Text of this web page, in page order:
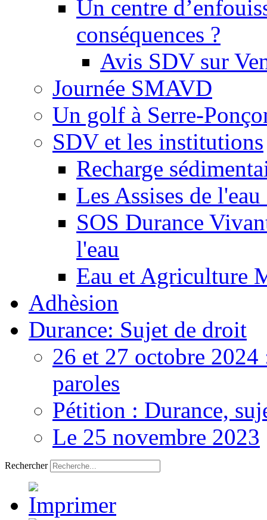
Un centre
conséquences ?
Avis SDV sur
Journée SMAVD
Un golf à Serre-
SDV et les institutions
Recharge
Les Assises de
SOS Durance
l'eau
Eau et Agriculture
Adhèsion
Durance: Sujet de droit
26 et 27 octobre 2024
paroles
Pétition : Durance,
Le 25 novembre 2023
Rechercher